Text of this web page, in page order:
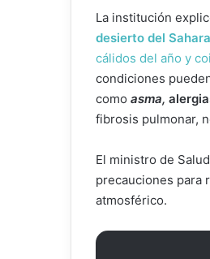
La institución
desierto del Sahara
cálidos del año y
condiciones
como asma,
fibrosis pulmonar,
El ministro de
precauciones para
atmosférico.